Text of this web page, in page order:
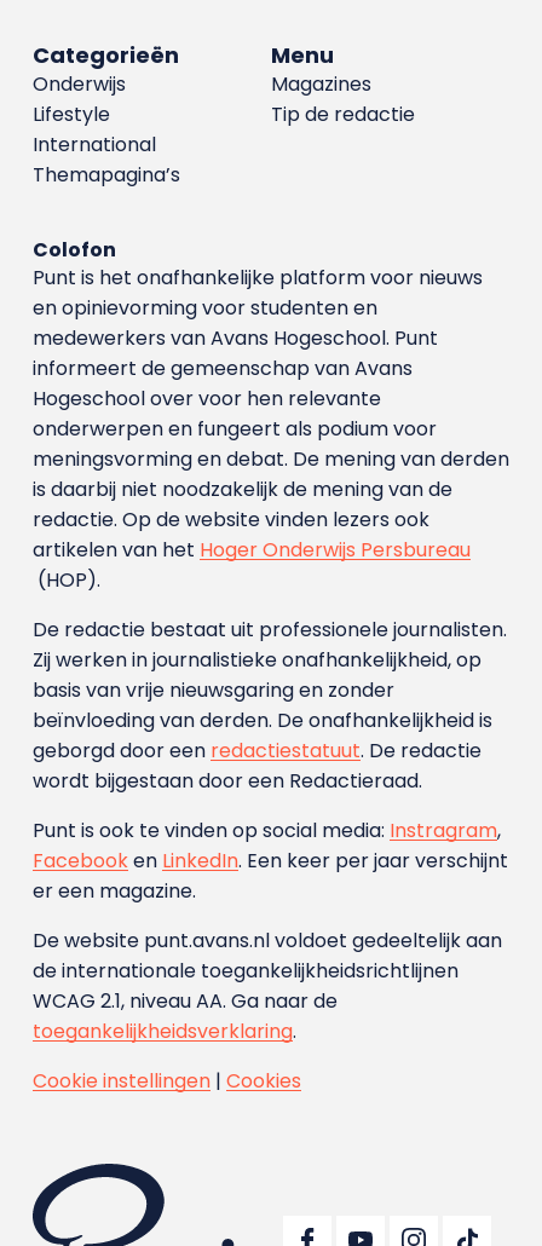
Menu
Magazines
Tip de redactie
Categorieën
Onderwijs
Lifestyle
International
Themapagina’s
Colofon
Punt is het onafhankelijke platform voor nieuws
en opinievorming voor studenten en
medewerkers van Avans Hoge­school. Punt
informeert de gemeenschap van Avans
Hogeschool over voor hen relevante
onderwerpen en fungeert als podium voor
meningsvorming en debat. De mening van derden
is daarbij niet noodzakelijk de mening van de
redactie. Op de website vinden lezers ook
artikelen van het Hoger Onderwijs Persbureau
(HOP).
De redactie bestaat uit professionele journalisten.
Zij werken in journalistieke onafhankelijkheid, op
basis van vrije nieuwsgaring en zonder
beïnvloeding van derden. De onafhankelijkheid is
geborgd door een redactiestatuut. De redactie
wordt bijgestaan door een Redactieraad.
Punt is ook te vinden op social media: Instragram,
Facebooken LinkedIn. Een keer per jaar verschijnt
er een magazine.
De website punt.avans.nl voldoet gedeeltelijk aan
de internationale toegankelijkheidsrichtlijnen
WCAG 2.1, niveau AA. Ga naar de
toegankelijkheidsverklaring.
Cookie instellingen| Cookies